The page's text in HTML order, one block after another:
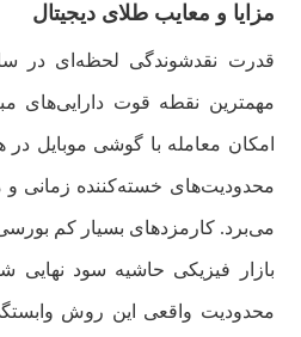
مزایا و معایب طلای دیجیتال
قدرت نقدشوندگی لحظه‌ای در
مهمترین نقطه قوت دارایی‌های
امکان معامله با گوشی موبایل
محدودیت‌های خسته‌کننده زمانی و
می‌برد. کارمزدهای بسیار کم
بازار فیزیکی حاشیه سود نهایی
محدودیت واقعی این روش